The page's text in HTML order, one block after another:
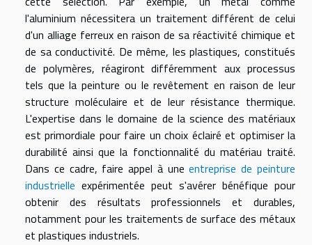
l'aluminium nécessitera un traitement différent de celui
d'un alliage ferreux en raison de sa réactivité chimique et
de sa conductivité. De même, les plastiques, constitués
de polymères, réagiront différemment aux processus
tels que la peinture ou le revêtement en raison de leur
structure moléculaire et de leur résistance thermique.
L'expertise dans le domaine de la science des matériaux
est primordiale pour faire un choix éclairé et optimiser la
durabilité ainsi que la fonctionnalité du matériau traité.
Dans ce cadre, faire appel à uneentreprise de peinture
industrielle expérimentée peut s'avérer bénéfique pour
obtenir des résultats professionnels et durables,
notamment pour les traitements de surface des métaux
et plastiques industriels.